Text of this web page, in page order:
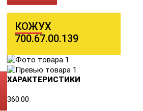
КОЖУХ
700.67.00.139
ХАРАКТЕРИСТИКИ
360.00